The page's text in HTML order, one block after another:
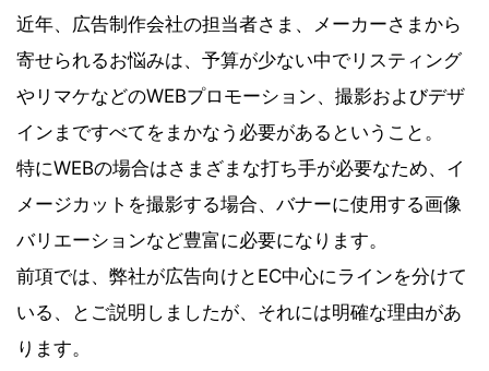
近年、広告制作会社の担当者さま、メーカーさまから
寄せられるお悩みは、予算が少ない中でリスティング
やリマケなどのWEBプロモーション、撮影およびデザ
インまですべてをまかなう必要があるということ。
特にWEBの場合はさまざまな打ち手が必要なため、イ
メージカットを撮影する場合、バナーに使用する画像
バリエーションなど豊富に必要になります。
前項では、弊社が広告向けとEC中心にラインを分けて
いる、とご説明しましたが、それには明確な理由があ
ります。